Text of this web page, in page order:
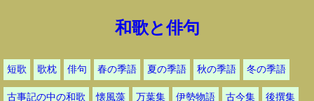
和歌と俳句
短歌 歌枕 俳句 春の季語 夏の季語 秋の季語 冬の季語
古事記の中の和歌 懐風藻 万葉集 伊勢物語 古今集 後撰集